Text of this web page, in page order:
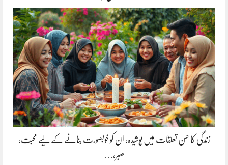
زندگی کا حسن تعلقات میں پوشیدہ, ان کو خوبصورت بنانے کے لیے محبت،
صبر،…